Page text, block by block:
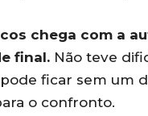
chega com a
final. Não teve
ficar sem um
o confronto.